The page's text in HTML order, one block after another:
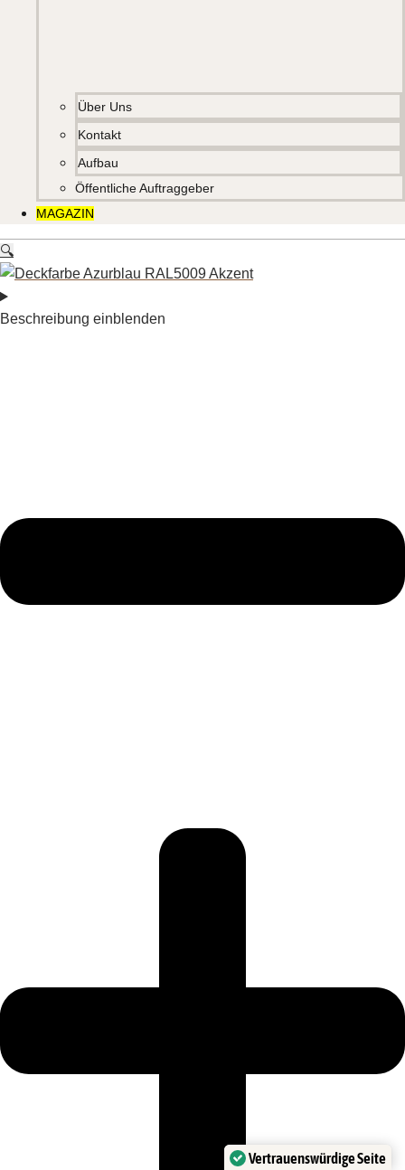
Über Uns
Kontakt
Aufbau
Öffentliche Auftraggeber
MAGAZIN
🔍
Beschreibung einblenden
Vertrauenswürdige Seite